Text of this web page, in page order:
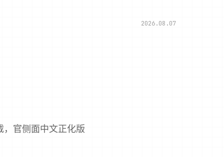
2026.08.07
官侧面中文正化版